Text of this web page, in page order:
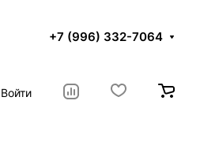
+7 (996) 332-7064
Войти